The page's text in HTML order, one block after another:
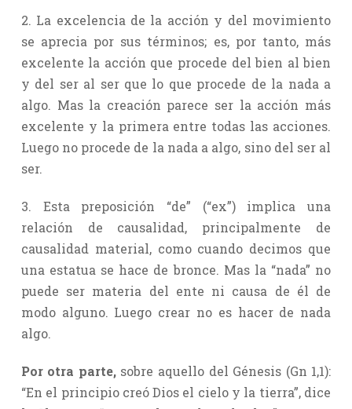
2. La excelencia de la acción y del movimiento
se aprecia por sus términos; es, por tanto, más
excelente la acción que procede del bien al bien
y del ser al ser que lo que procede de la nada a
algo. Mas la creación parece ser la acción más
excelente y la primera entre todas las acciones.
Luego no procede de la nada a algo, sino del ser al
ser.
3. Esta preposición “de” (“ex”) implica una
relación de causalidad, principalmente de
causalidad material, como cuando decimos que
una estatua se hace de bronce. Mas la “nada” no
puede ser materia del ente ni causa de él de
modo alguno. Luego crear no es hacer de nada
algo.
Por otra parte,sobre aquello del Génesis (Gn 1,1):
“En el principio creó Dios el cielo y la tierra”, dice